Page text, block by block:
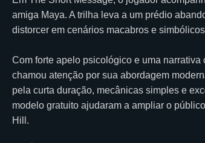
amiga Maya. A trilha leva a um prédio
distorcer em cenários macabros e
Com forte apelo psicológico e uma
chamou atenção por sua abordagem
pela curta duração, mecânicas simples e
modelo gratuito ajudaram a ampliar o
Hill.